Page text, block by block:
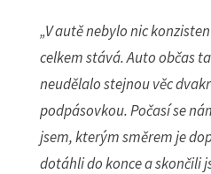
„V autě nebylo nic
celkem stává. Auto občas
neudělalo stejnou věc
podpásovkou. Počasí se
jsem, kterým směrem je
dotáhli do konce a skončili